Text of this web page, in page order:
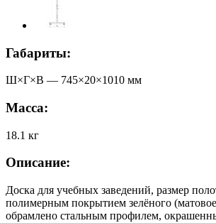
Габариты:
Ш×Г×В — 745×20×1010 мм
Масса:
18.1 кг
Описание:
Доска для учебных заведений, размер
полимерным покрытием зелёного
обрамлено стальным профилем,